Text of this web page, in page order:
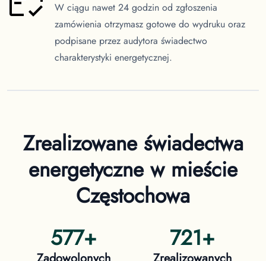
W ciągu nawet 24 godzin od zgłoszenia
zamówienia otrzymasz gotowe do wydruku oraz
podpisane przez audytora świadectwo
charakterystyki energetycznej.
Zrealizowane świadectwa
energetyczne w mieście
Częstochowa
577+ 721+